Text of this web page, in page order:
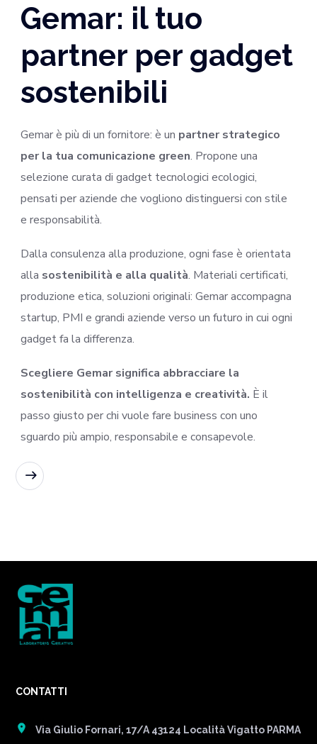
Gemar: il tuo
partner per gadget
sostenibili
Gemar è più di un fornitore: è un partner strategico
per la tua comunicazione green. Propone una
selezione curata di gadget tecnologici ecologici,
pensati per aziende che vogliono distinguersi con stile
e responsabilità.
Dalla consulenza alla produzione, ogni fase è orientata
alla sostenibilità e alla qualità. Materiali certificati,
produzione etica, soluzioni originali: Gemar accompagna
startup, PMI e grandi aziende verso un futuro in cui ogni
gadget fa la differenza.
Scegliere Gemar significa abbracciare la
sostenibilità con intelligenza e creatività. È il
passo giusto per chi vuole fare business con uno
sguardo più ampio, responsabile e consapevole.
CONTATTI
Via Giulio Fornari, 17/A 43124 Località Vigatto PARMA